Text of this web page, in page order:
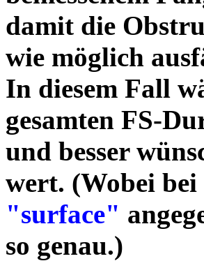
damit die
wie möglich
In diesem Fall
gesamten FS-
und besser
wert. (Wobei
"surface"
so genau.)